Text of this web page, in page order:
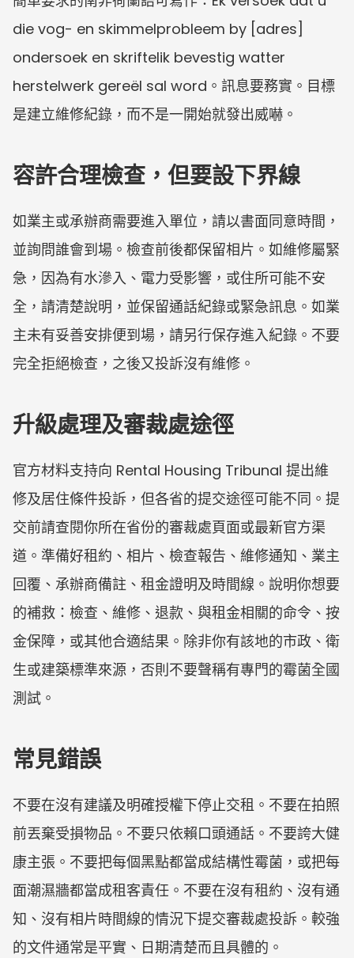
die vog- en skimmelprobleem by [adres]
ondersoek en skriftelik bevestig watter
herstelwerk gereël sal word。訊息要務實。目標
是建立維修紀錄，而不是一開始就發出威嚇。
容許合理檢查，但要設下界線
如業主或承辦商需要進入單位，請以書面同意時間，
並詢問誰會到場。檢查前後都保留相片。如維修屬緊
急，因為有水滲入、電力受影響，或住所可能不安
全，請清楚說明，並保留通話紀錄或緊急訊息。如業
主未有妥善安排便到場，請另行保存進入紀錄。不要
完全拒絕檢查，之後又投訴沒有維修。
升級處理及審裁處途徑
官方材料支持向 Rental Housing Tribunal 提出維
修及居住條件投訴，但各省的提交途徑可能不同。提
交前請查閱你所在省份的審裁處頁面或最新官方渠
道。準備好租約、相片、檢查報告、維修通知、業主
回覆、承辦商備註、租金證明及時間線。說明你想要
的補救：檢查、維修、退款、與租金相關的命令、按
金保障，或其他合適結果。除非你有該地的市政、衛
生或建築標準來源，否則不要聲稱有專門的霉菌全國
測試。
常見錯誤
不要在沒有建議及明確授權下停止交租。不要在拍照
前丟棄受損物品。不要只依賴口頭通話。不要誇大健
康主張。不要把每個黑點都當成結構性霉菌，或把每
面潮濕牆都當成租客責任。不要在沒有租約、沒有通
知、沒有相片時間線的情況下提交審裁處投訴。較強
的文件通常是平實、日期清楚而且具體的。